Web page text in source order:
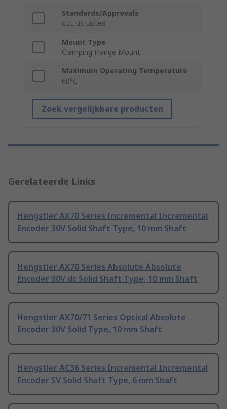
Standards/Approvals
cUL us Listed
Mount Type
Clamping Flange Mount
Maximum Operating Temperature
60°C
Zoek vergelijkbare producten
Gerelateerde Links
Hengstler AX70 Series Incremental Incremental
Encoder 30V Solid Shaft Type, 10 mm Shaft
Hengstler AX70 Series Absolute Absolute
Encoder 30V dc Solid Shaft Type, 10 mm Shaft
Hengstler AX70/71 Series Optical Absolute
Encoder 30V Solid Type, 10 mm Shaft
Hengstler AC36 Series Incremental Incremental
Encoder 5V Solid Shaft Type, 6 mm Shaft